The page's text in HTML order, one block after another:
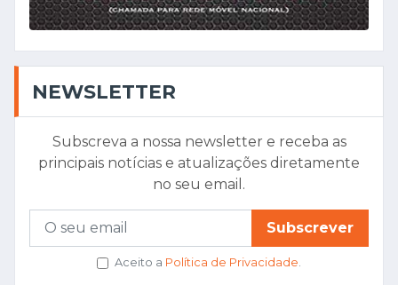
NEWSLETTER
Subscreva a nossa newsletter e receba as
principais notícias e atualizações diretamente
no seu email.
Subscrever
Aceito a Política de Privacidade